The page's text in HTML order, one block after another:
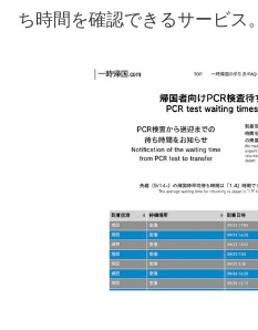
ち時間を確認できるサービス。